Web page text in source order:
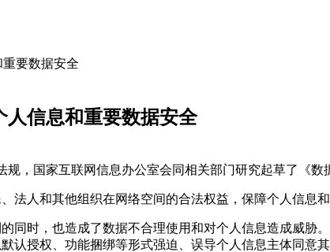
要数据安全
信息和重要数据安全
，国家互联网信息办公室会同相关部门研究起草了《
法人和其他组织在网络空间的合法权益，保障个人信息和
同时，也造成了数据不合理使用和对个人信息造成威胁
认授权、功能捆绑等形式强迫、误导个人信息主体同意其